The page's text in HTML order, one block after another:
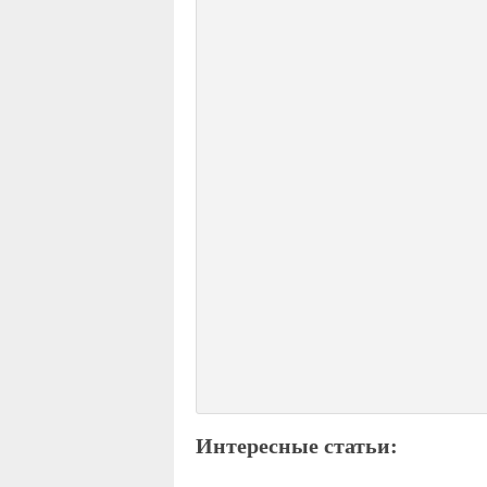
Интересные статьи: